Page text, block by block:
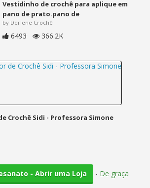
Vestidinho de crochê para aplique em
pano de prato.pano de
by Derlene Crochê
6493 366.2K
Crochê Sidi - Professora Simone
- Abrir uma Loja - De graça